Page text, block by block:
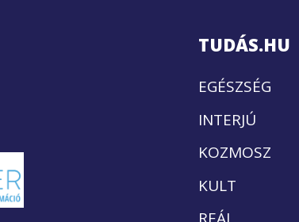
TUDÁS.HU
EGÉSZSÉG
INTERJÚ
KOZMOSZ
KULT